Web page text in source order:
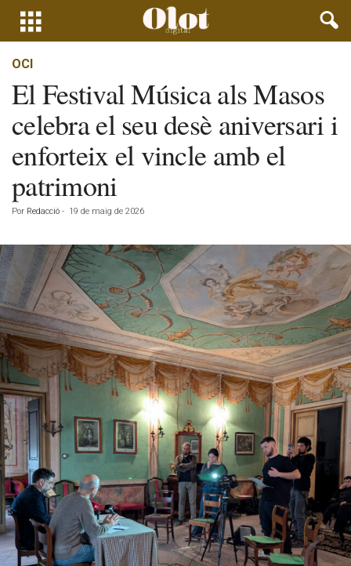
OCI
El Festival Música als Masos
celebra el seu desè aniversari i
enforteix el vincle amb el
patrimoni
Por Redacció - 19 de maig de 2026